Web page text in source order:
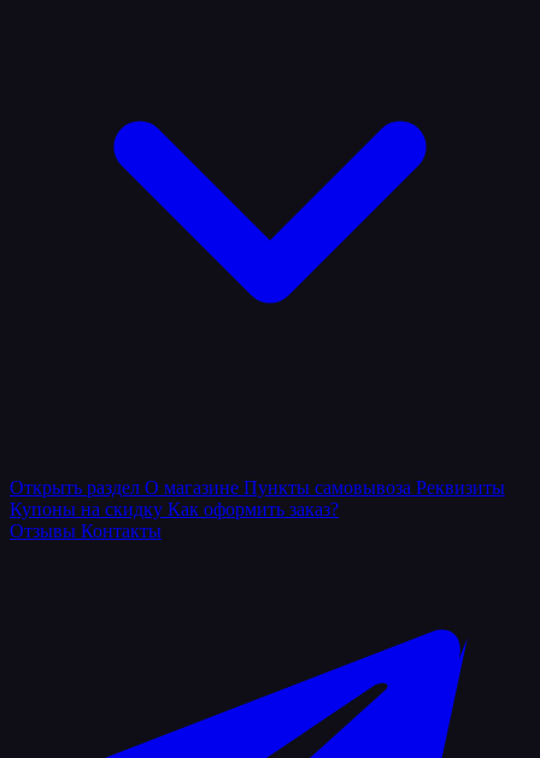
Открыть раздел О магазине Пункты самовывоза Реквизиты
Купоны на скидку Как оформить заказ?
Отзывы Контакты